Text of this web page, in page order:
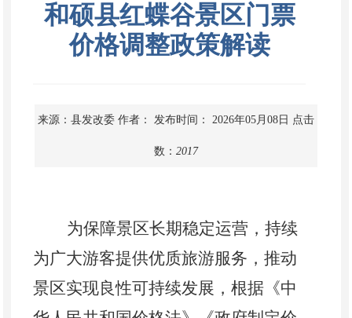
和硕县红蝶谷景区门票
价格调整政策解读
来源：县发改委 作者： 发布时间： 2026年05月08日 点击
数： 2017
为保障景区长期稳定运营，持续
为广大游客提供优质旅游服务，推动
景区实现良性可持续发展，根据《中